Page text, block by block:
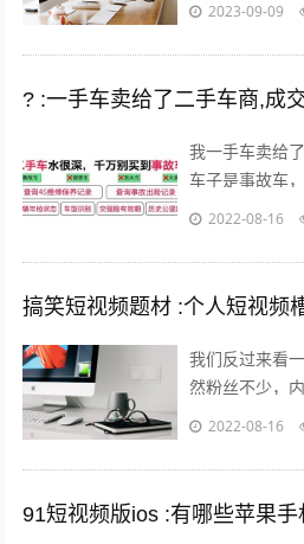
2023-09-09
我一手车卖给
车子是事故车
车，我该怎么
2022-08-16
搞笑短视频题材 :个人短视频
我们反过来看
然粉丝不少，
账号的用户，
2022-08-16